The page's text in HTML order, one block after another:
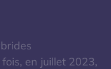
S'OUVRE DANS UNE
en juillet 2023,